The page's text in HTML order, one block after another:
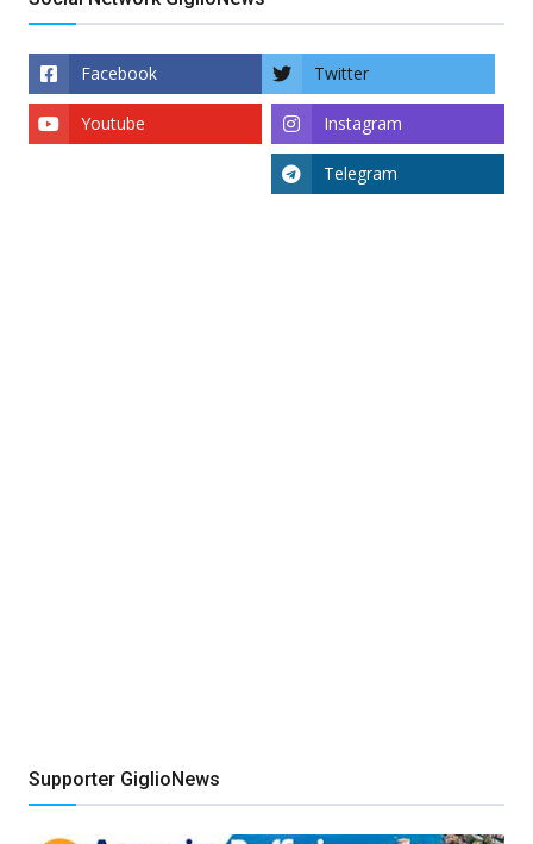
Facebook Twitter
Instagram
Youtube
Telegram
Supporter GiglioNews